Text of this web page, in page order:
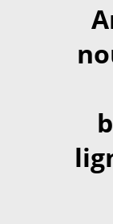
Bijoux
Bijoux